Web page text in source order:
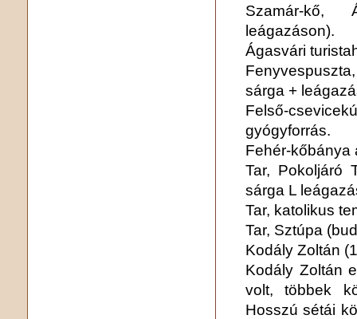
Szamár-
leágazáson).
Ágasvári
sárga +
Felső-
gyógyforrás.
Fehér-kőbánya
Tar, Pokoljáró
sárga L
Tar, katolikus
Tar, Sztúpa
Kodály Zoltán
Kodály Zoltán
volt, többek
Hosszú sétái